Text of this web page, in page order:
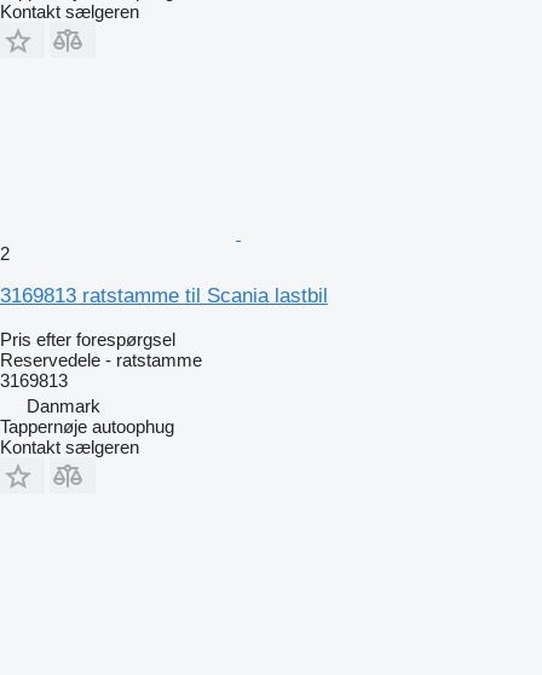
Kontakt sælgeren
2
3169813 ratstamme til Scania lastbil
Pris efter forespørgsel
Reservedele - ratstamme
3169813
Danmark
Tappernøje autoophug
Kontakt sælgeren